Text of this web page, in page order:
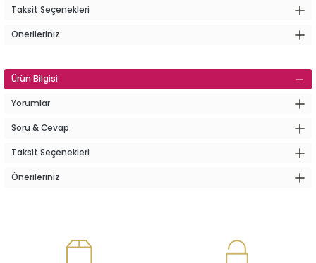
Taksit Seçenekleri
Önerileriniz
Ürün Bilgisi
Yorumlar
Soru & Cevap
Taksit Seçenekleri
Önerileriniz